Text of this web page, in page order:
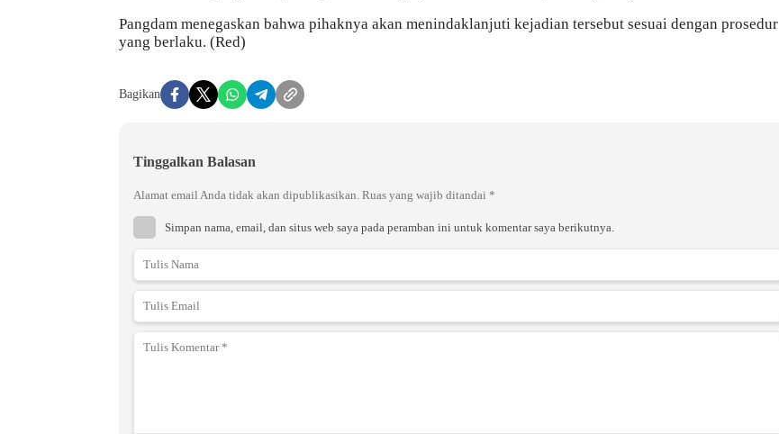
Pangdam menegaskan bahwa pihaknya akan menindaklanjuti kejadian tersebut sesuai dengan prosedur
yang berlaku. (Red)
Bagikan
Tinggalkan Balasan
Alamat email Anda tidak akan dipublikasikan. Ruas yang wajib ditandai *
Simpan nama, email, dan situs web saya pada peramban ini untuk komentar saya berikutnya.